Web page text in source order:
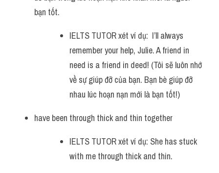
bạn tốt.
IELTS TUTOR xét ví dụ:  I’ll always
remember your help, Julie. A friend in
need is a friend in deed! (Tôi sẽ luôn nhớ
về sự giúp đỡ của bạn. Bạn bè giúp đỡ
nhau lúc hoạn nạn mới là bạn tốt!)
have been through thick and thin together
IELTS TUTOR xét ví dụ: She has stuck
with me through thick and thin.